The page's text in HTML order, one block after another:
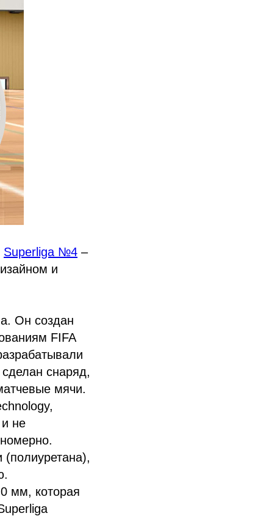
Superliga №4 –
и
Он создан
FIFA
снаряд,
мячи.
не
(полиуретана),
мм, которая